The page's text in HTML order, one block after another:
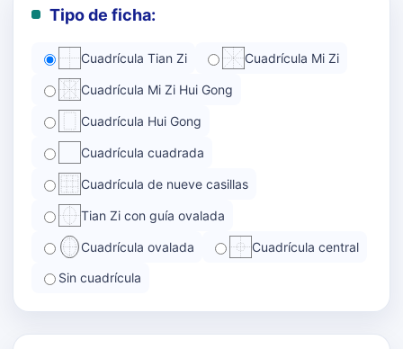
Tipo de ficha:
Cuadrícula Tian Zi Cuadrícula Mi Zi
Cuadrícula Mi Zi Hui Gong
Cuadrícula Hui Gong
Cuadrícula cuadrada
Cuadrícula de nueve casillas
Tian Zi con guía ovalada
Cuadrícula ovalada Cuadrícula central
Sin cuadrícula